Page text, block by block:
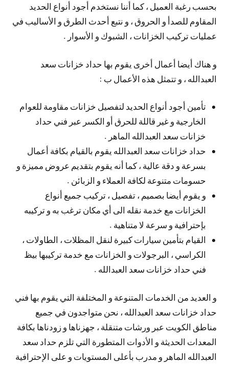
بحسب رغبة العميل ، كما أننا نستخدم أجود أنواع الحديد
المقاوم للصدأ و الحروق ، و نتبع أحدث الطرق و الأساليب في
عمليات تركيب الخزانات ، الشبوك و الأسوار .
و هناك أيضا أعمال أخرى يقوم بها حداد خزانات سعد
العبدالله ، و تتمثل هذه الأعمال ب :
تأمين أجود أنواع الحديد لتفصيل خزانات مقاومة للعوام
الخارجية و غير قاللة للحرق أو الكسر عبر فني حداد
خزانات سعد العبدالله الماهر .
حداد خزانات سعد العبدالله يقوم بالقيام بكافة أعمال
بسرعة و دقة عالية ، كما أنه يقوم بتقديم عروض مميزة و
حسومات متنوعة لكافة العملاء و الزبائن .
و يقوم أيضا بصميم ، تفصيل ، تركيب جميع أنواع
الخزانات مع خدمة نقله الى أي مكان ترغب به و تركيبه
بإحترافية و سرعة لا متناهية .
القيام بتأمين سيارات كبيرة لنقل المظلات ، الطاولات ،
الكراسي ، البرجولات و الخزانات مع خدمة تركيبها بيظ
فني حداد خزانات سعد العبدالله .
و العديد من الخدمات المتنوعة و المختلفة التي يقوم بها فني
حداد خزانات سعد العبدالله ، نحن متواجدون في جميع
مناطق الكويت عبر ورشات متنقلة ، جهزناها و زودناها بكافة
المعدات الحديثة و الأدوات المتطورة التي تلزم حداد سعد
العبدالله الماهر و مدرب بأعلى المستويات و على الإحترافية